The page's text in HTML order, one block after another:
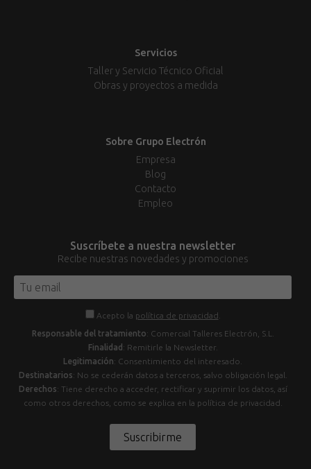
Servicios
Taller y Servicio Técnico Oficial
Obras y proyectos a medida
Sobre Grupo Electrón
Empresa
Blog
Contacto
Empleo
Suscríbete a nuestra newsletter
Recibe nuestras novedades y promociones
Acepto la política de privacidad
Responsable del tratamiento: Comercial Talleres Electrón, S.L.
Finalidad : Remitirle la Newsletter.
Legitimación: Consentimiento del interesado.
Destinatarios: No se cederán datos a terceros, salvo obligación legal.
Derechos: Tiene derecho a acceder, rectificar y suprimir los datos, así
como otros derechos, como se explica en la política de privacidad.
Suscribirme